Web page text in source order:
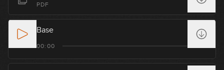
PDF
Base
00:00